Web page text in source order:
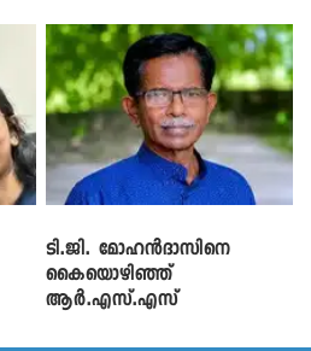
ടി.ജി. മോഹൻദാസിനെ
കൈയൊഴിഞ്ഞ്
ആർ.എസ്.എസ്